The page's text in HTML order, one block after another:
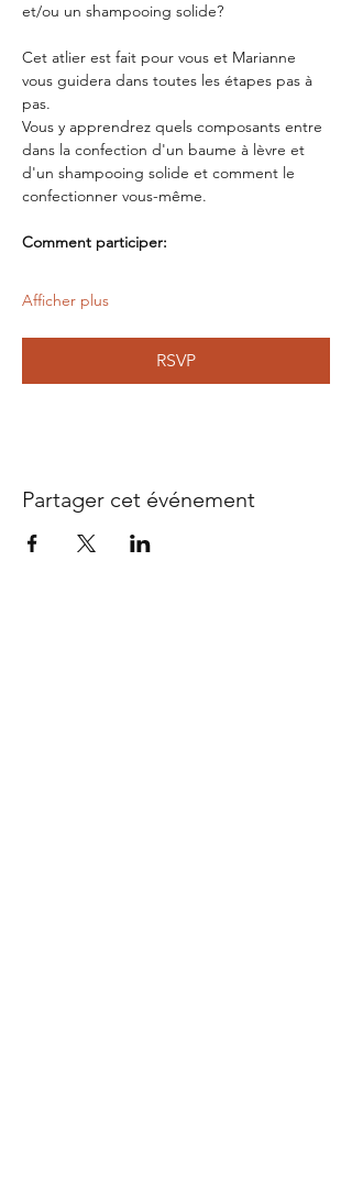
et/ou un shampooing solide?
Cet atlier est fait pour vous et Marianne
vous guidera dans toutes les étapes pas à
pas.
Vous y apprendrez quels composants entre
dans la confection d'un baume à lèvre et
d'un shampooing solide et comment le
confectionner vous-même.
Comment participer:
Afficher plus
RSVP
Partager cet événement